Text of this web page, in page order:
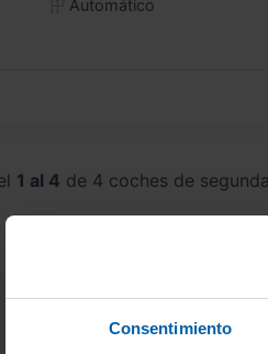
Consentimiento
Automático
1 al 4 de 4 coches de